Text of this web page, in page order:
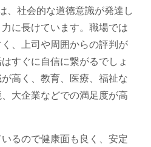
、社会的な道徳意識が発達し
に長けています。職場では
、上司や周囲からの評判が
すぐに自信に繋がるでしょ
高く、教育、医療、福祉な
大企業などでの満足度が高
るので健康面も良く、安定